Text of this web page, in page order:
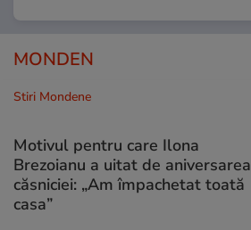
MONDEN
Stiri Mondene
Motivul pentru care Ilona
Brezoianu a uitat de aniversarea
căsniciei: „Am împachetat toată
casa”